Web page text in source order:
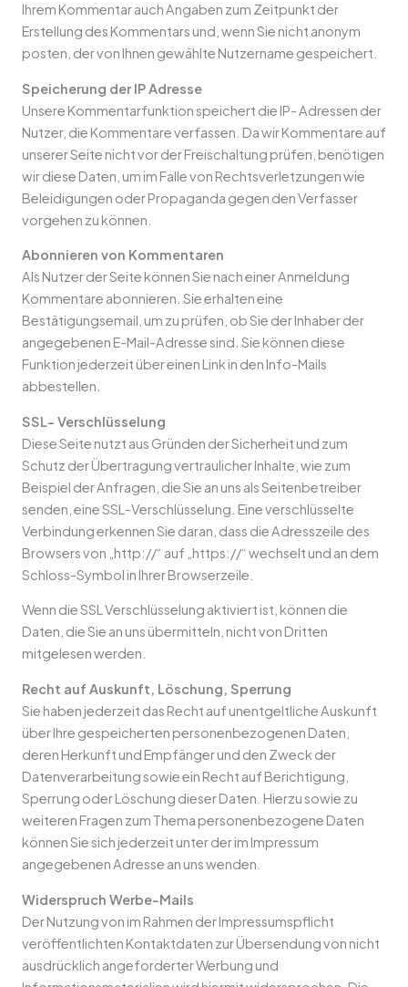
Ihrem Kommentar auch Angaben zum Zeitpunkt der
Erstellung des Kommentars und, wenn Sie nicht anonym
posten, der von Ihnen gewählte Nutzername gespeichert.
Speicherung der IP Adresse
Unsere Kommentarfunktion speichert die IP- Adressen der
Nutzer, die Kommentare verfassen. Da wir Kommentare auf
unserer Seite nicht vor der Freischaltung prüfen, benötigen
wir diese Daten, um im Falle von Rechtsverletzungen wie
Beleidigungen oder Propaganda gegen den Verfasser
vorgehen zu können.
Abonnieren von Kommentaren
Als Nutzer der Seite können Sie nach einer Anmeldung
Kommentare abonnieren. Sie erhalten eine
Bestätigungsemail, um zu prüfen, ob Sie der Inhaber der
angegebenen E-Mail-Adresse sind. Sie können diese
Funktion jederzeit über einen Link in den Info-Mails
abbestellen.
SSL- Verschlüsselung
Diese Seite nutzt aus Gründen der Sicherheit und zum
Schutz der Übertragung vertraulicher Inhalte, wie zum
Beispiel der Anfragen, die Sie an uns als Seitenbetreiber
senden, eine SSL-Verschlüsselung. Eine verschlüsselte
Verbindung erkennen Sie daran, dass die Adresszeile des
Browsers von „http://“ auf „https://“ wechselt und an dem
Schloss-Symbol in Ihrer Browserzeile.
Wenn die SSL Verschlüsselung aktiviert ist, können die
Daten, die Sie an uns übermitteln, nicht von Dritten
mitgelesen werden.
Recht auf Auskunft, Löschung, Sperrung
Sie haben jederzeit das Recht auf unentgeltliche Auskunft
über Ihre gespeicherten personenbezogenen Daten,
deren Herkunft und Empfänger und den Zweck der
Datenverarbeitung sowie ein Recht auf Berichtigung,
Sperrung oder Löschung dieser Daten. Hierzu sowie zu
weiteren Fragen zum Thema personenbezogene Daten
können Sie sich jederzeit unter der im Impressum
angegebenen Adresse an uns wenden.
Widerspruch Werbe-Mails
Der Nutzung von im Rahmen der Impressumspflicht
veröffentlichten Kontaktdaten zur Übersendung von nicht
ausdrücklich angeforderter Werbung und